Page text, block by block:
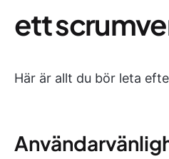
ett
Här är allt du bör leta